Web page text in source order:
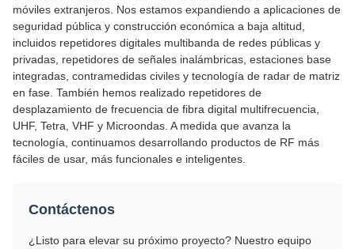
móviles extranjeros. Nos estamos expandiendo a aplicaciones de
seguridad pública y construcción económica a baja altitud,
incluidos repetidores digitales multibanda de redes públicas y
privadas, repetidores de señales inalámbricas, estaciones base
integradas, contramedidas civiles y tecnología de radar de matriz
en fase. También hemos realizado repetidores de
desplazamiento de frecuencia de fibra digital multifrecuencia,
UHF, Tetra, VHF y Microondas. A medida que avanza la
tecnología, continuamos desarrollando productos de RF más
fáciles de usar, más funcionales e inteligentes.
Contáctenos
¿Listo para elevar su próximo proyecto? Nuestro equipo